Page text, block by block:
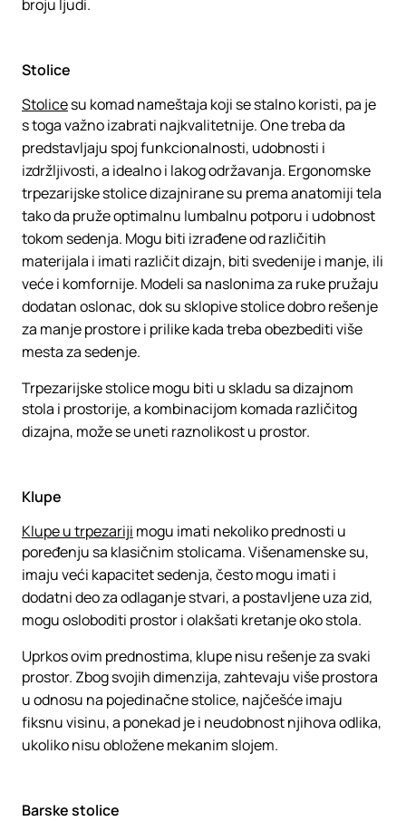
broju ljudi.
Stolice
Stolicesu komad nameštaja koji se stalno koristi, pa je
s toga važno izabrati najkvalitetnije. One treba da
predstavljaju spoj funkcionalnosti, udobnosti i
izdržljivosti, a idealno i lakog održavanja. Ergonomske
trpezarijske stolice dizajnirane su prema anatomiji tela
tako da pruže optimalnu lumbalnu potporu i udobnost
tokom sedenja. Mogu biti izrađene od različitih
materijala i imati različit dizajn, biti svedenije i manje, ili
veće i komfornije. Modeli sa naslonima za ruke pružaju
dodatan oslonac, dok su sklopive stolice dobro rešenje
za manje prostore i prilike kada treba obezbediti više
mesta za sedenje.
Trpezarijske stolice mogu biti u skladu sa dizajnom
stola i prostorije, a kombinacijom komada različitog
dizajna, može se uneti raznolikost u prostor.
Klupe
Klupe u trpezariji mogu imati nekoliko prednosti u
poređenju sa klasičnim stolicama. Višenamenske su,
imaju veći kapacitet sedenja, često mogu imati i
dodatni deo za odlaganje stvari, a postavljene uza zid,
mogu osloboditi prostor i olakšati kretanje oko stola.
Uprkos ovim prednostima, klupe nisu rešenje za svaki
prostor. Zbog svojih dimenzija, zahtevaju više prostora
u odnosu na pojedinačne stolice, najčešće imaju
fiksnu visinu, a ponekad je i neudobnost njihova odlika,
ukoliko nisu obložene mekanim slojem.
Barske stolice